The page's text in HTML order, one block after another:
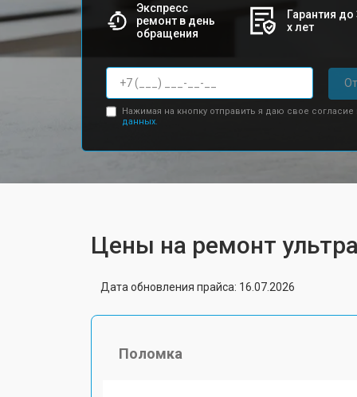
Экспресс
ремонт в день
обращения
Гарантия до
х лет
Нажимая на кнопку отправить я даю свое согласие
данных.
Цены на ремонт
Дата обновления прайса: 16.07.2026
Поломка